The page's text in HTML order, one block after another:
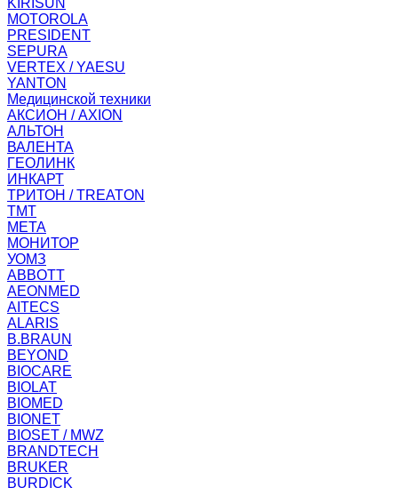
KIRISUN
MOTOROLA
PRESIDENT
SEPURA
VERTEX / YAESU
YANTON
Медицинской техники
АКСИОН / AXION
АЛЬТОН
ВАЛЕНТА
ГЕОЛИНК
ИНКАРТ
ТРИТОН / TREATON
ТМТ
МЕТА
МОНИТОР
УОМЗ
ABBOTT
AEONMED
AITECS
ALARIS
B.BRAUN
BEYOND
BIOCARE
BIOLAT
BIOMED
BIONET
BIOSET / MWZ
BRANDTECH
BRUKER
BURDICK